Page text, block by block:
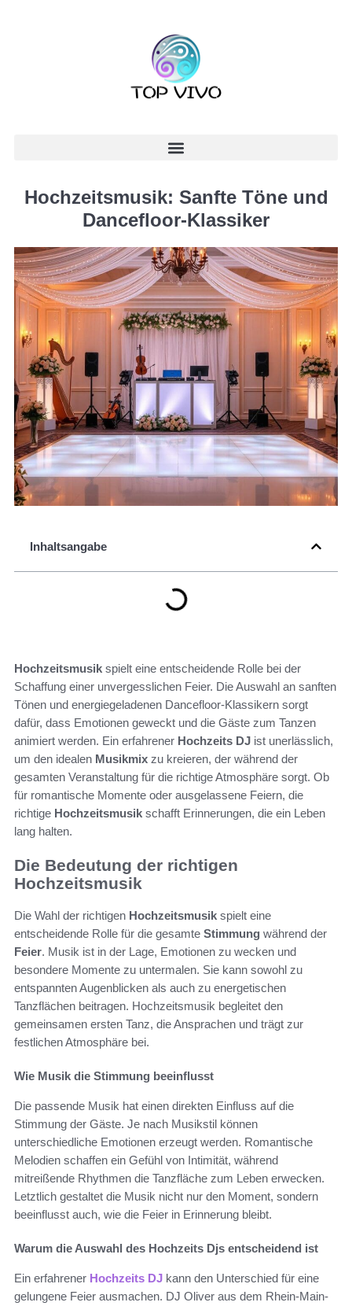
Hochzeitsmusik: Sanfte Töne und
Dancefloor-Klassiker
Inhaltsangabe
Hochzeitsmusik spielt eine entscheidende Rolle bei der
Schaffung einer unvergesslichen Feier. Die Auswahl an sanften
Tönen und energiegeladenen Dancefloor-Klassikern sorgt
dafür, dass Emotionen geweckt und die Gäste zum Tanzen
animiert werden. Ein erfahrener Hochzeits DJ ist unerlässlich,
um den idealen Musikmix zu kreieren, der während der
gesamten Veranstaltung für die richtige Atmosphäre sorgt. Ob
für romantische Momente oder ausgelassene Feiern, die
richtige Hochzeitsmusik schafft Erinnerungen, die ein Leben
lang halten.
Die Bedeutung der richtigen
Hochzeitsmusik
Die Wahl der richtigen Hochzeitsmusik spielt eine
entscheidende Rolle für die gesamte Stimmung während der
Feier. Musik ist in der Lage, Emotionen zu wecken und
besondere Momente zu untermalen. Sie kann sowohl zu
entspannten Augenblicken als auch zu energetischen
Tanzflächen beitragen. Hochzeitsmusik begleitet den
gemeinsamen ersten Tanz, die Ansprachen und trägt zur
festlichen Atmosphäre bei.
Wie Musik die Stimmung beeinflusst
Die passende Musik hat einen direkten Einfluss auf die
Stimmung der Gäste. Je nach Musikstil können
unterschiedliche Emotionen erzeugt werden. Romantische
Melodien schaffen ein Gefühl von Intimität, während
mitreißende Rhythmen die Tanzfläche zum Leben erwecken.
Letztlich gestaltet die Musik nicht nur den Moment, sondern
beeinflusst auch, wie die Feier in Erinnerung bleibt.
Warum die Auswahl des Hochzeits Djs entscheidend ist
Ein erfahrener Hochzeits DJ kann den Unterschied für eine
gelungene Feier ausmachen. DJ Oliver aus dem Rhein-Main-